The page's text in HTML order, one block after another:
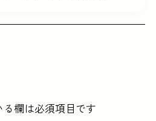
る欄は必須項目です